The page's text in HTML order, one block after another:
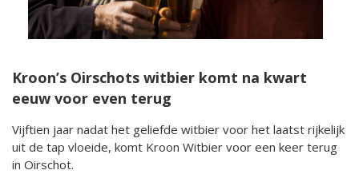
Kroon’s Oirschots witbier komt na kwart
eeuw voor even terug
Vijftien jaar nadat het geliefde witbier voor het laatst rijkelijk
uit de tap vloeide, komt Kroon Witbier voor een keer terug
in Oirschot.